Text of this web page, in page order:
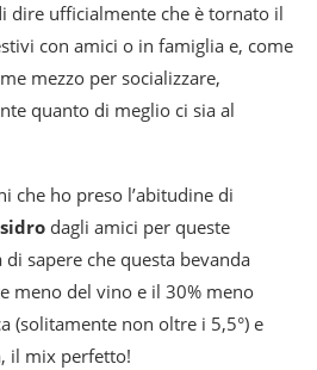
dire ufficialmente che è tornato il
con amici o in famiglia e, come
mezzo per socializzare,
quanto di meglio ci sia al
che ho preso l’abitudine di
sidro dagli amici per queste
sapere che questa bevanda
meno del vino e il 30% meno
(solitamente non oltre i 5,5°) e
il mix perfetto!